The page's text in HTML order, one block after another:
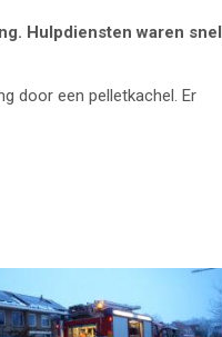
Hulpdiensten waren snel
door een pelletkachel. Er